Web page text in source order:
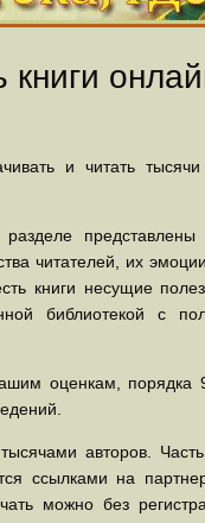
и читать
представлены
читателей, их
книги несущие
библиотекой с
оценкам, порядка
авторов.
ссылками на
можно без